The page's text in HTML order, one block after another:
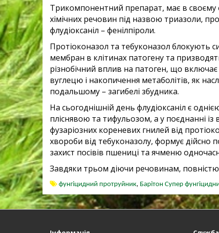
Трикомпонентний препарат, має в своєму
хімічних речовин під назвою триазоли,
флудіоксаніл – фенілпіроли.
Протіоконазол та тебуконазол блокують
мембран в клітинах патогену та
різнобічний вплив на патоген, що
вуглецю і накопичення метаболітів, як
подальшому – загибелі збудника.
На сьогоднішній день флудіоксаніл є
пліснявою та тифульозом, а у поєднанні
фузаріозних кореневих гнилей від
хвороби від тебуконазолу, формує
захист посівів пшениці та ячменю
Завдяки трьом діючи речовинам,
фунгіцидний протруйник, Барітон Супер